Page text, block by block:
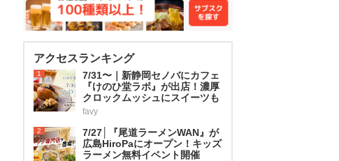
アクセスランキング
1
7/31〜｜新静岡セノバにカフェ
『けのひ堂ラボ』が出店！濃厚
クロックムッシュにスイーツも
favy
2
7/27│『尾道ラーメンWAN』が
広島HiroPaにオープン！キッズ
ラーメン無料イベント開催